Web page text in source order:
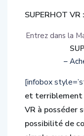
SUPERHOT
Entrez dans la
–
[infobox
et terriblement
VR à posséder
possibilité de